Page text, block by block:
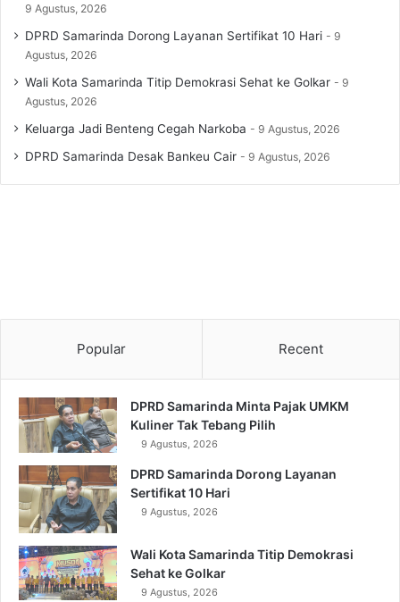
9 Agustus, 2026
DPRD Samarinda Dorong Layanan Sertifikat 10 Hari
9
Agustus, 2026
Wali Kota Samarinda Titip Demokrasi Sehat ke Golkar
9
Agustus, 2026
Keluarga Jadi Benteng Cegah Narkoba 9 Agustus, 2026
DPRD Samarinda Desak Bankeu Cair 9 Agustus, 2026
Popular Recent
DPRD Samarinda Minta Pajak UMKM
Kuliner Tak Tebang Pilih
9 Agustus, 2026
DPRD Samarinda Dorong Layanan
Sertifikat 10 Hari
9 Agustus, 2026
Wali Kota Samarinda Titip Demokrasi
Sehat ke Golkar
9 Agustus, 2026